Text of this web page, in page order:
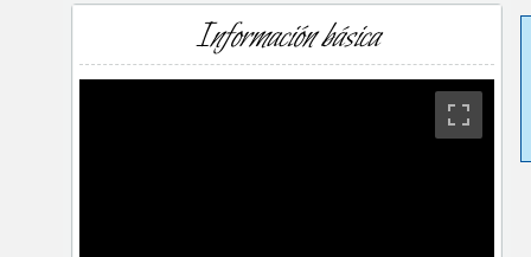
Información básica